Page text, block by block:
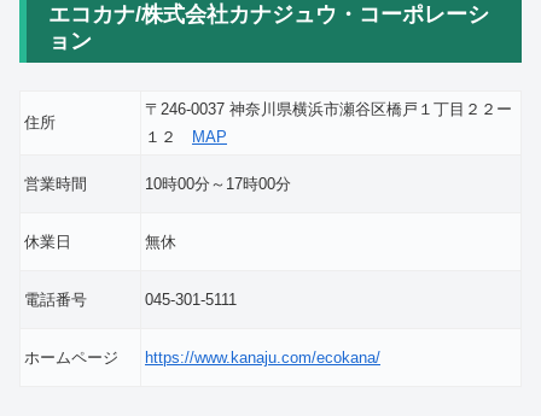
エコカナ/株式会社カナジュウ・コーポレーシ
ョン
住所
〒246-0037 神奈川県横浜市瀬谷区橋戸１丁目２２ー
１２ MAP
営業時間 10時00分～17時00分
休業日 無休
電話番号 045-301-5111
ホームページ https://www.kanaju.com/ecokana/